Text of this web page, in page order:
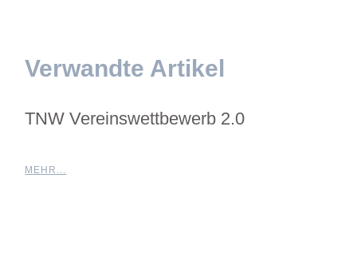
Verwandte Artikel
TNW Vereinswettbewerb 2.0
MEHR...